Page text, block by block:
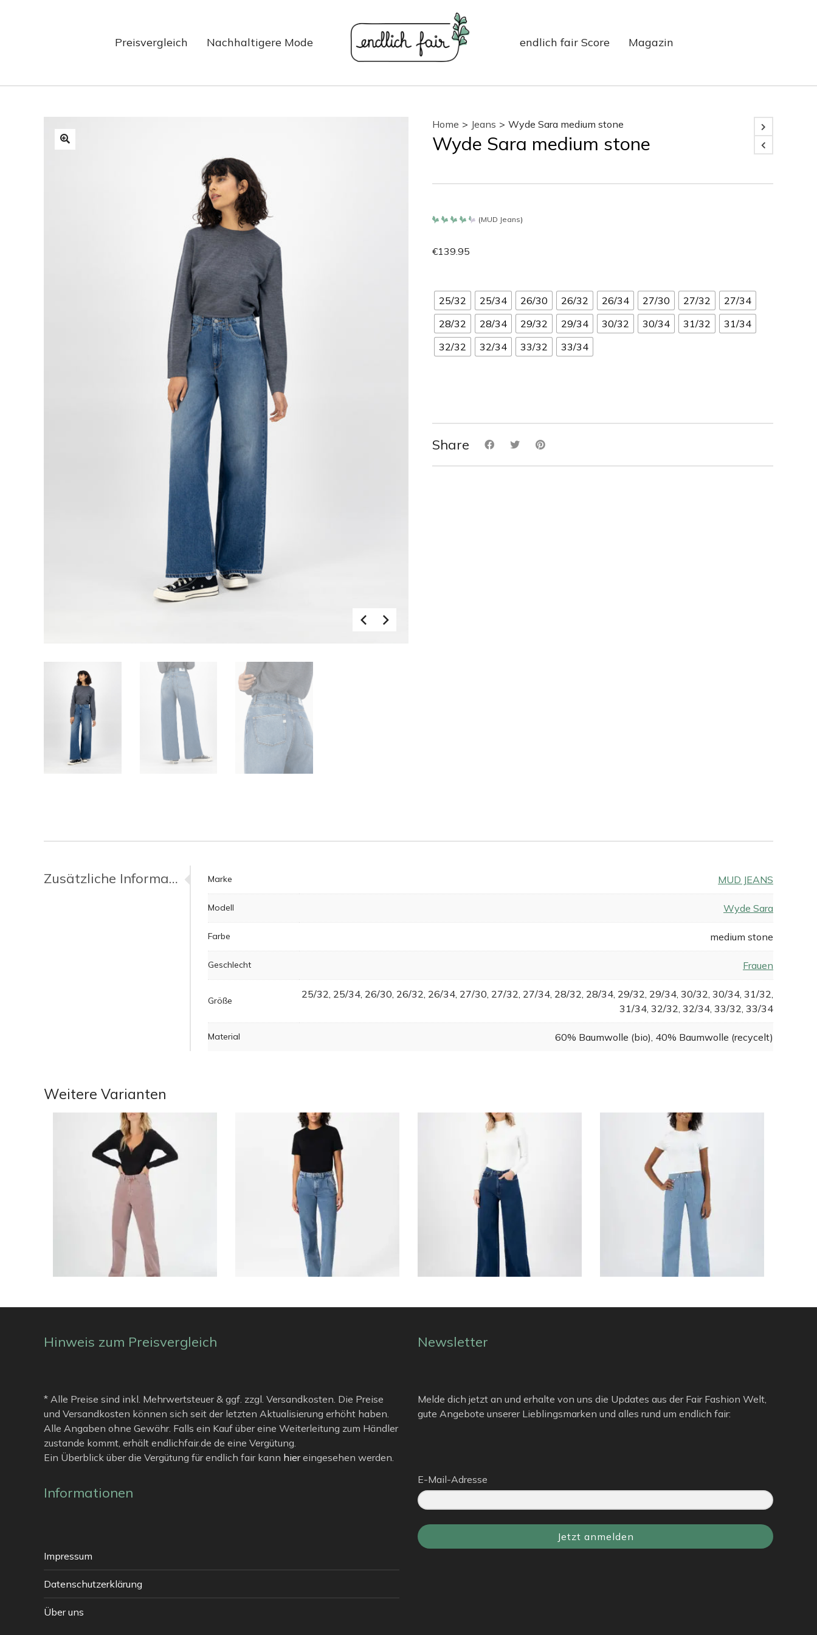
Preisvergleich Nachhaltigere Mode endlich fair Score Magazin
Home > Jeans > Wyde Sara medium stone
Wyde Sara medium stone
von 5
(MUD Jeans)
€139.95
25/32 25/34 26/30 26/32 26/34 27/30 27/32
27/34
28/32
28/34 29/32 29/34 30/32 30/34 31/32
31/34
32/32
32/34 33/32 33/34
Share
Zusätzliche Informationen Marke MUD JEANS
Modell Wyde Sara
Farbe medium stone
Geschlecht Frauen
Größe
25/32, 25/34, 26/30, 26/32, 26/34, 27/30, 27/32, 27/34, 28/32, 28/34, 29/32, 29/34, 30/32, 30/34, 31/32,
31/34, 32/32, 32/34, 33/32, 33/34
Material 60% Baumwolle (bio), 40% Baumwolle (recycelt)
Weitere Varianten
Hinweis zum Preisvergleich
* Alle Preise sind inkl. Mehrwertsteuer & ggf. zzgl. Versandkosten. Die Preise
und Versandkosten können sich seit der letzten Aktualisierung erhöht haben.
Alle Angaben ohne Gewähr. Falls ein Kauf über eine Weiterleitung zum Händler
zustande kommt, erhält endlichfair.de de eine Vergütung.
Ein Überblick über die Vergütung für endlich fair kann hiereingesehen werden.
Informationen
Impressum
Datenschutzerklärung
Über uns
Newsletter
Melde dich jetzt an und erhalte von uns die Updates aus der Fair Fashion Welt,
gute Angebote unserer Lieblingsmarken und alles rund um endlich fair:
E-Mail-Adresse
Jetzt anmelden